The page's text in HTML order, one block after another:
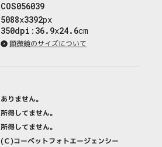
COS056039
5088x3392px
350dpi : 36.9x24.6cm
顕微鏡のサイズについて
ありません。
所得してません。
所得してません。
(Ｃ)コーベットフォトエージェンシー